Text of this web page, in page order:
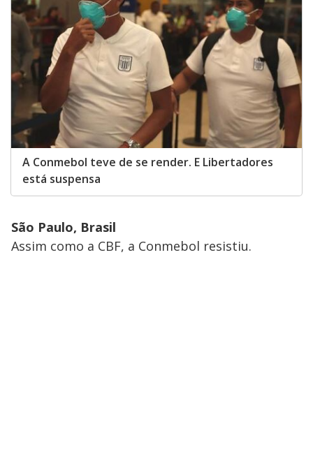
A Conmebol teve de se render. E Libertadores
está suspensa
São Paulo, Brasil
Assim como a CBF, a Conmebol resistiu.